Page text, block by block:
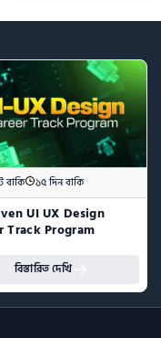
বাকি ১৫ দিন বাকি
UI UX Design
Track Program
বিস্তারিত দেখি